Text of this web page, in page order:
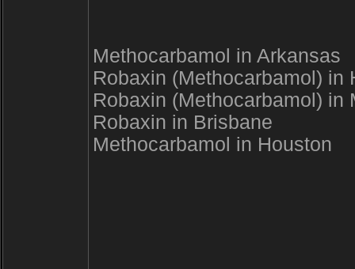
Methocarbamol in Arkansas
Robaxin (Methocarbamol) in
Robaxin (Methocarbamol) in
Robaxin in Brisbane
Methocarbamol in Houston